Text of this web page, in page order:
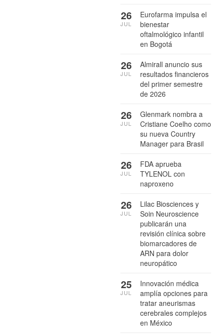
Eurofarma impulsa el
bienestar
oftalmológico infantil
en Bogotá
26
JUL
Almirall anuncio sus
resultados financieros
del primer semestre
de 2026
26
JUL
Glenmark nombra a
Cristiane Coelho como
su nueva Country
Manager para Brasil
26
JUL
FDA aprueba
TYLENOL con
naproxeno
26
JUL
Lilac Biosciences y
Soin Neuroscience
publicarán una
revisión clínica sobre
biomarcadores de
ARN para dolor
neuropático
26
JUL
Innovación médica
amplía opciones para
tratar aneurismas
cerebrales complejos
en México
25
JUL